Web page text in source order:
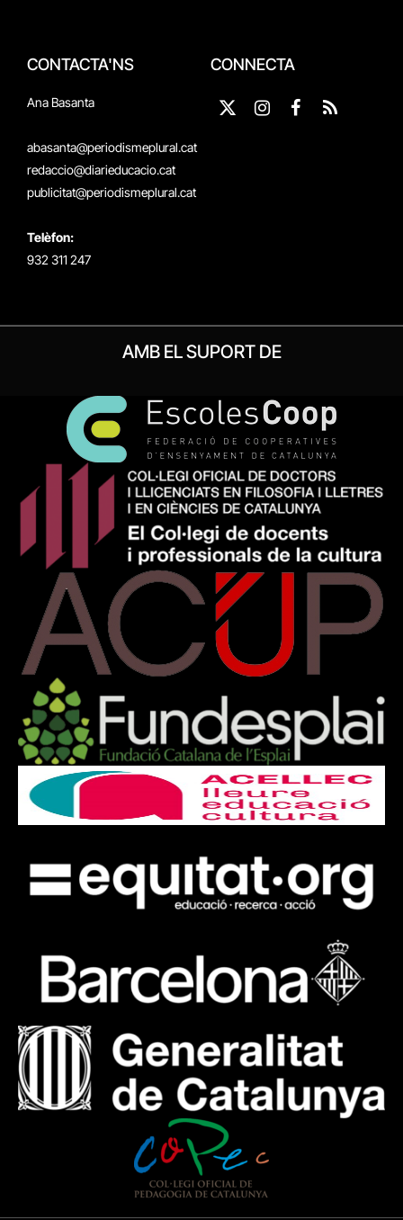
CONTACTA'NS
Ana Basanta
abasanta@periodismeplural.cat
redaccio@diarieducacio.cat
publicitat@periodismeplural.cat
Telèfon:
932 311 247
CONNECTA
X
InstagramFacebook
RSS
AMB EL SUPORT DE